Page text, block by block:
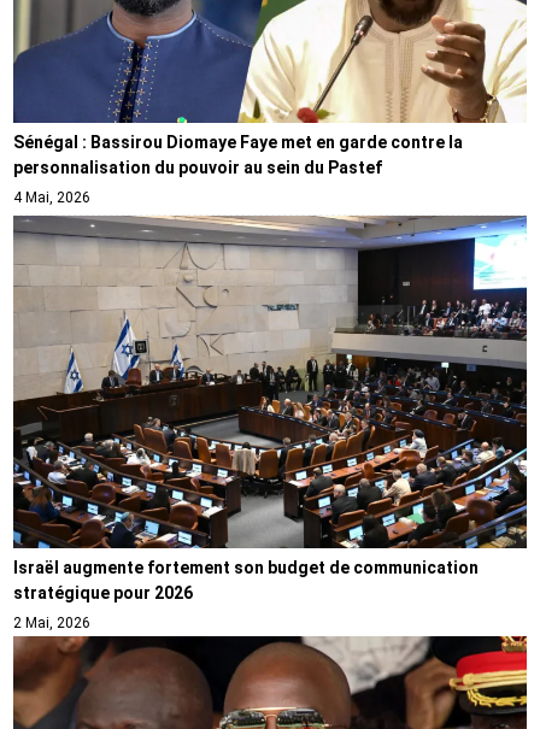
Sénégal : Bassirou Diomaye Faye met en garde contre la
personnalisation du pouvoir au sein du Pastef
4 Mai, 2026
Israël augmente fortement son budget de communication
stratégique pour 2026
2 Mai, 2026